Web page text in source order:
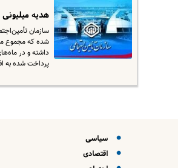
هدیه
داشته و در
پرداخت شده به
سیاسی
اقتصادی